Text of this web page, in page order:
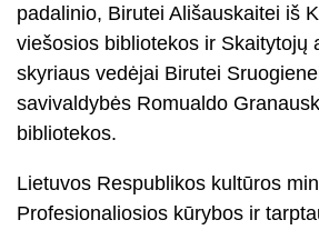
padalinio, Birutei Ališauskaitei iš
viešosios bibliotekos ir Skaitytojų
skyriaus vedėjai Birutei
savivaldybės Romualdo
bibliotekos.
Lietuvos Respublikos kultūros
Profesionaliosios kūrybos ir